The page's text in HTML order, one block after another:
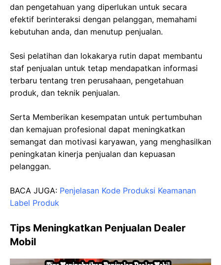
dan pengetahuan yang diperlukan untuk secara
efektif berinteraksi dengan pelanggan, memahami
kebutuhan anda, dan menutup penjualan.
Sesi pelatihan dan lokakarya rutin dapat membantu
staf penjualan untuk tetap mendapatkan informasi
terbaru tentang tren perusahaan, pengetahuan
produk, dan teknik penjualan.
Serta Memberikan kesempatan untuk pertumbuhan
dan kemajuan profesional dapat meningkatkan
semangat dan motivasi karyawan, yang menghasilkan
peningkatan kinerja penjualan dan kepuasan
pelanggan.
BACA JUGA: Penjelasan Kode Produksi Keamanan
Label Produk
Tips Meningkatkan Penjualan Dealer
Mobil